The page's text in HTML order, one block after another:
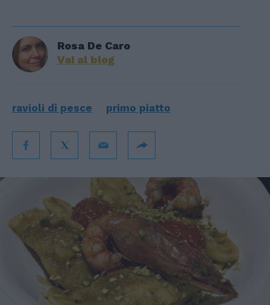
Rosa De Caro
Vai al blog
ravioli di pesce primo piatto